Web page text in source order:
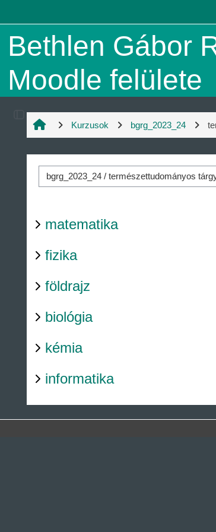
Bethlen Gábor
Moodle felülete
Blokkfiók nyitása
Kurzusok
bgrg_2023_24
matematika
fizika
földrajz
biológia
kémia
informatika